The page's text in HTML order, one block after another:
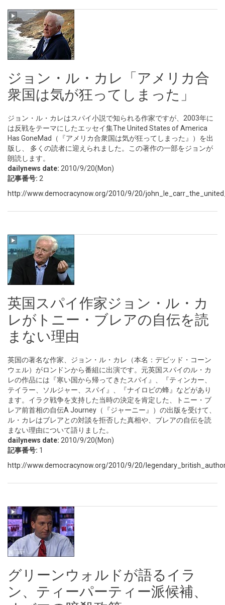
ジョン・ル・カレ「アメリカ合
衆国は気が狂ってしまった」
ジョン・ル・カレはスパイ小説で知られる作家ですが、2003年に
は反戦をテーマにしたエッセイ集The United States of America
Has GoneMad（『アメリカ合衆国は気が狂ってしまった』）を出
版し、 多くの読者に迎えられました。この著作の一部をジョンが
朗読します。
dailynews date: 2010/9/20(Mon)
記事番号: 2
http://www.democracynow.org/2010/9/20/
英国スパイ作家ジョン・ル・カ
レがトニー・ブレアの自伝を読
まない理由
英国の著名な作家、ジョン・ル・カレ（本名：デビッド・コーン
ウェル）がロンドンから番組に出演です。元英国スパイのル・カ
レの作品には『寒い国から帰ってきたスパイ』、『ティンカー、
テイラー、ソルジャー、スパイ』、『ナイロビの蜂』などがあり
ます。イラク戦争を支持した当時の決定を肯定した、トニー・ブ
レア前首相の自伝A Journey（『ジャーニー』）の出版を受けて、
ル・カレはブレアとの対談を拒否した真相や、ブレアの自伝を読
まない理由について語りました。
dailynews date: 2010/9/20(Mon)
記事番号: 1
http://www.democracynow.org/2010/9/20/
グリーンウォルドが語るイラ
ン、ティーパーティー派候補、